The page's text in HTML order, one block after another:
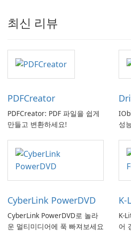
최신 리뷰
PDFCreator
PDFCreator: PDF 파일을 쉽게
만들고 변환하세요!
성
CyberLink PowerDVD
CyberLink PowerDVD로 놀라
운 멀티미디어에 푹 빠져보세요
K-
K-
어